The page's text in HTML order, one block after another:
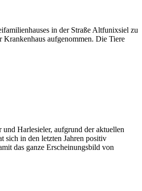
in der Straße Altfunixsiel zu
aufgenommen. Die Tiere
Harlesieler, aufgrund der aktuellen
sich in den letzten Jahren positiv
das ganze Erscheinungsbild von